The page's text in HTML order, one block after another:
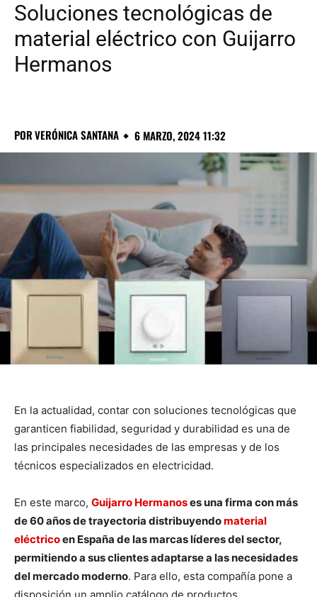
Soluciones tecnológicas de
material eléctrico con Guijarro
Hermanos
PORVERÓNICA SANTANA 6 MARZO, 2024 11:32
En la actualidad, contar con soluciones tecnológicas que
garanticen fiabilidad, seguridad y durabilidad es una de
las principales necesidades de las empresas y de los
técnicos especializados en electricidad.
En este marco, Guijarro Hermanoses una firma con más
de 60 años de trayectoria distribuyendomaterial
eléctricoen España de las marcas líderes del sector,
permitiendo a sus clientes adaptarse a las necesidades
del mercado moderno. Para ello, esta compañía pone a